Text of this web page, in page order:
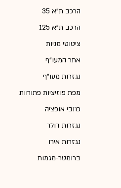
הרכב ת"א 35
הרכב ת"א 125
ציטוטי מניות
אתר המעו"ף
נגזרות מעו"ף
מפת פוזיציות פתוחות
כתבי אופציה
נגזרות דולר
נגזרות אירו
ברומטר-מגמות